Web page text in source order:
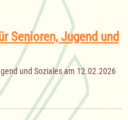
Senioren, Jugend und
und Soziales am 12.02.2026